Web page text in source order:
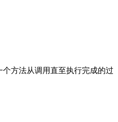
方法从调用直至执行完成的过